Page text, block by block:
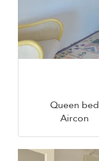
Queen bed
Aircon